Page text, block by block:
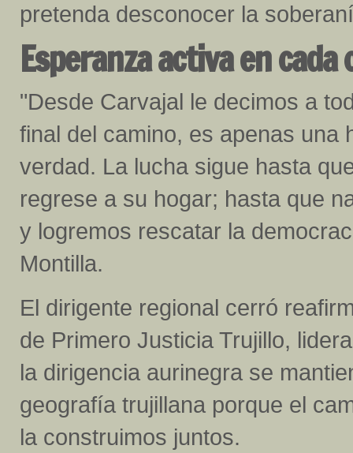
pretenda desconocer la
Esperanza activa en
"Desde Carvajal le decimos a
final del camino, es apenas una
verdad. La lucha sigue hasta
regrese a su hogar; hasta que
y logremos rescatar la
Montilla.
El dirigente regional cerró
de Primero Justicia Trujillo,
la dirigencia aurinegra se
geografía trujillana porque el
la construimos juntos.